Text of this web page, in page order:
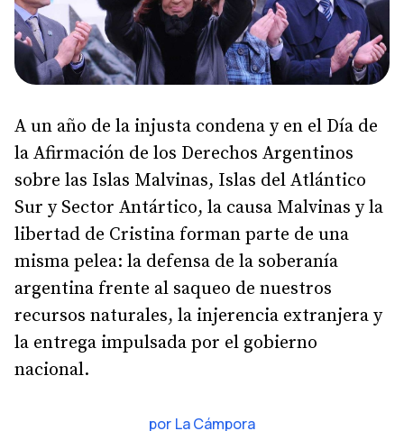
A un año de la injusta condena y en el Día de
la Afirmación de los Derechos Argentinos
sobre las Islas Malvinas, Islas del Atlántico
Sur y Sector Antártico, la causa Malvinas y la
libertad de Cristina forman parte de una
misma pelea: la defensa de la soberanía
argentina frente al saqueo de nuestros
recursos naturales, la injerencia extranjera y
la entrega impulsada por el gobierno
nacional.
por La Cámpora